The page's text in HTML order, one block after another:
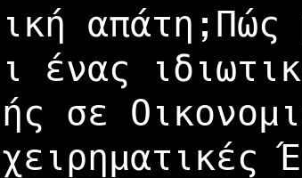
απάτη;Πώς
ένας
σε